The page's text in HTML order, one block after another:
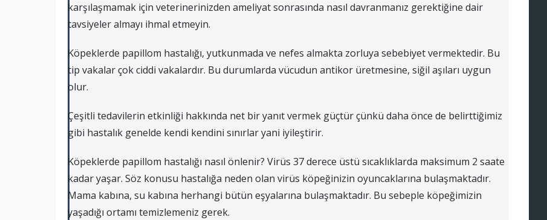
karşılaşmamak için veterinerinizden ameliyat sonrasında nasıl davranmanız gerektiğine dair
tavsiyeler almayı ihmal etmeyin.
Köpeklerde papillom hastalığı, yutkunmada ve nefes almakta zorluya sebebiyet vermektedir. Bu
tip vakalar çok ciddi vakalardır. Bu durumlarda vücudun antikor üretmesine, siğil aşıları uygun
olur.
Çeşitli tedavilerin etkinliği hakkında net bir yanıt vermek güçtür çünkü daha önce de belirttiğimiz
gibi hastalık genelde kendi kendini sınırlar yani iyileştirir.
Köpeklerde papillom hastalığı nasıl önlenir? Virüs 37 derece üstü sıcaklıklarda maksimum 2 saate
kadar yaşar. Söz konusu hastalığa neden olan virüs köpeğinizin oyuncaklarına bulaşmaktadır.
Mama kabına, su kabına herhangi bütün eşyalarına bulaşmaktadır. Bu sebeple köpeğimizin
yaşadığı ortamı temizlemeniz gerek.